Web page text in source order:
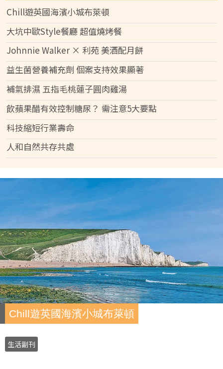
Chill遊英國海濱小城布萊頓
大坑中歐Style餐廳 超值燒烤餐
Johnnie Walker × 利苑 美酒配月餅
益生菌營養補充劑 個案支持效果顯著
補氣排濕 五指毛桃蓮子圓肉雞湯
飲蘋果醋有效控制糖尿？ 需注意5大要點
科技縮短行業壽命
人和自然共存共處
Chill遊英國海濱小城布萊頓
生活副刊